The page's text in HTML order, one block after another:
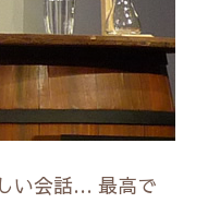
い会話… 最高で